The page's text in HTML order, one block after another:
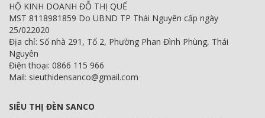
HỘ KINH DOANH ĐỖ THỊ QUẾ
MST 8118981859 Do UBND TP Thái Nguyên cấp ngày
25/022020
Địa chỉ: Số nhà 291, Tổ 2, Phường Phan Đình Phùng, Thái
Nguyên
Điện thoại: 0866 115 966
Mail: sieuthidensanco@gmail.com
SIÊU THỊ ĐÈN SANCO